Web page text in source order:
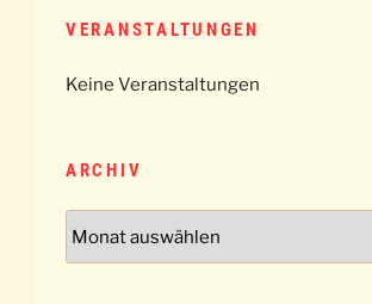
VERANSTALTUNGEN
Keine Veranstaltungen
ARCHIV